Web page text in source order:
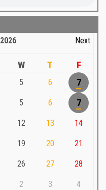
2026 Next
W T F
5 6 7
5 6 7
12 13 14
19 20 21
26 27 28
2 3 4